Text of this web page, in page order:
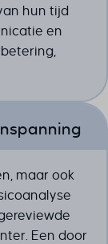
hun tijd
en
maar ook
Een door